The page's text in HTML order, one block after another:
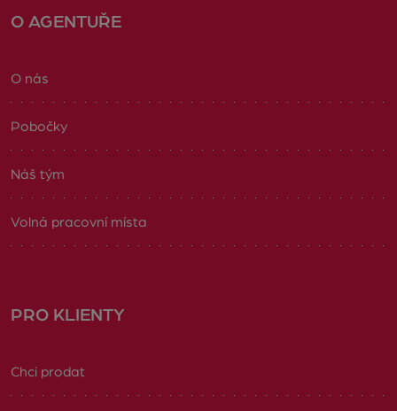
O AGENTUŘE
O nás
Pobočky
Náš tým
Volná pracovní místa
PRO KLIENTY
Chci prodat